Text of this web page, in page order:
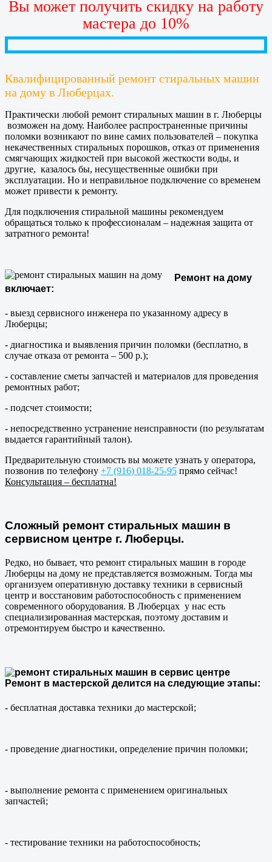
Вы может получить скидку на работу
мастера до 10%
Квалифицированный ремонт стиральных машин
на дому в Люберцах.
Практически любой ремонт стиральных машин в г. Люберцы
возможен на дому. Наиболее распространенные причины
поломки возникают по вине самих пользователей – покупка
некачественных стиральных порошков, отказ от применения
смягчающих жидкостей при высокой жесткости воды, и
другие, казалось бы, несущественные ошибки при
эксплуатации. Но и неправильное подключение со временем
может привести к ремонту.
Для подключения стиральной машины рекомендуем
обращаться только к профессионалам – надежная защита от
затратного ремонта!
Ремонт на дому
включает:
- выезд сервисного инженера по указанному адресу в
Люберцы;
- диагностика и выявления причин поломки (бесплатно, в
случае отказа от ремонта – 500 р.);
- составление сметы запчастей и материалов для проведения
ремонтных работ;
- подсчет стоимости;
- непосредственно устранение неисправности (по результатам
выдается гарантийный талон).
Предварительную стоимость вы можете узнать у оператора,
позвонив по телефону +7 (916) 018-25-95 прямо сейчас!
Консультация – бесплатна!
Сложный ремонт стиральных машин в
сервисном центре г. Люберцы.
Редко, но бывает, что ремонт стиральных машин в городе
Люберцы на дому не представляется возможным. Тогда мы
организуем оперативную доставку техники в сервисный
центр и восстановим работоспособность с применением
современного оборудования. В Люберцах у нас есть
специализированная мастерская, поэтому доставим и
отремонтируем быстро и качественно.
Ремонт в мастерской делится на следующие этапы:
- бесплатная доставка техники до мастерской;
- проведение диагностики, определение причин поломки;
- выполнение ремонта с применением оригинальных
запчастей;
- тестирование техники на работоспособность;